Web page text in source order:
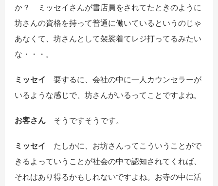
か？ ミッセイさんが書店員をされてたときのように
坊さんの資格を持って普通に働いているというのじゃ
あなくて、坊さんとして袈裟着てレジ打ってるみたい
な・・・。
ミッセイ 要するに、会社の中に一人カウンセラーが
いるような感じで、坊さんがいるってことですよね。
お客さん そうですそうです。
ミッセイ たしかに、お坊さんってこういうことがで
きるよっていうことが社会の中で認知されてくれば、
それはあり得るかもしれないですよね。お寺の中に活